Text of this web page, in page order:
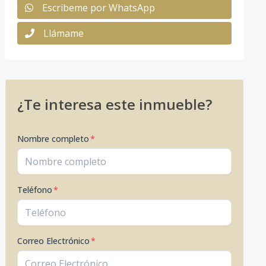
Escribeme por WhatsApp
Llámame
¿Te interesa este inmueble?
Nombre completo*
Teléfono*
Correo Electrónico*